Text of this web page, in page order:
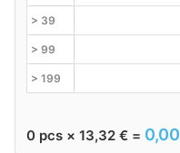
> 39
> 99
> 199
0 pcs × 13,32 € = 0,00